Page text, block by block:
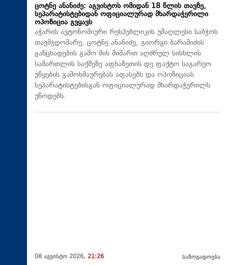
ცოტნე ანანიძე: აგვისტოს ომიდან 18 წლის თავზე,
სეპარატისტებიდან ოფიციალურად მხარდაჭერილი
ოპოზიცია გვყავს
აჭარის ავტონომიური რესპუბლიკის უმაღლესი საბჭოს
თავმჯდომარე, ცოტნე ანანიძე, გიორგი ბარამიძის
განცხადების გამო მის მიმართ აღძრულ სისხლის
სამართლის საქმეზე აფხაზეთის დე ფაქტო საგარეო
უწყების გამოხმაურებას აფასებს და ოპოზიციას
სეპარატისტებისგან ოფიციალურად მხარდაჭერილს
უწოდებს.
08 აგვისტო 2026, 21:26 საზოგადოება